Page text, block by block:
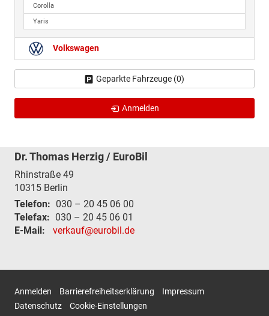
Corolla
Yaris
Volkswagen
Geparkte Fahrzeuge (0)
Anmelden
Dr. Thomas Herzig / EuroBil
Rhinstraße 49
10315 Berlin
Telefon: 030 – 20 45 06 00
Telefax: 030 – 20 45 06 01
E-Mail:
verkauf@eurobil.de
Anmelden Barrierefreiheitserklärung
Impressum
Datenschutz
Cookie-Einstellungen